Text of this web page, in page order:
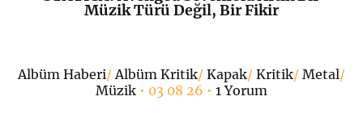
Müzik Türü Değil, Bir Fikir
Albüm Haberi/Albüm Kritik/ Kapak/ Kritik/ Metal/
Müzik• 03 08 26 • 1 Yorum